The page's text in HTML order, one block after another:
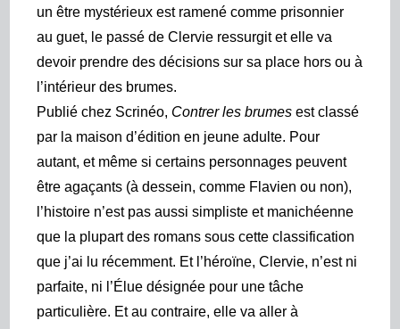
un être mystérieux est ramené comme prisonnier
au guet, le passé de Clervie ressurgit et elle va
devoir prendre des décisions sur sa place hors ou à
l’intérieur des brumes.
Publié chez Scrinéo, Contrer les brumes est classé
par la maison d’édition en jeune adulte. Pour
autant, et même si certains personnages peuvent
être agaçants (à dessein, comme Flavien ou non),
l’histoire n’est pas aussi simpliste et manichéenne
que la plupart des romans sous cette classification
que j’ai lu récemment. Et l’héroïne, Clervie, n’est ni
parfaite, ni l’Élue désignée pour une tâche
particulière. Et au contraire, elle va aller à